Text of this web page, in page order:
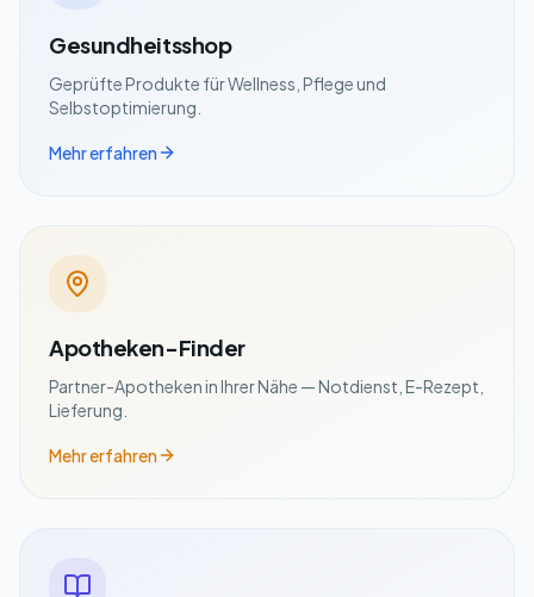
Gesundheitsshop
Geprüfte Produkte für Wellness, Pflege und
Selbstoptimierung.
Mehr erfahren
Apotheken-Finder
Partner-Apotheken in Ihrer Nähe — Notdienst, E-Rezept,
Lieferung.
Mehr erfahren